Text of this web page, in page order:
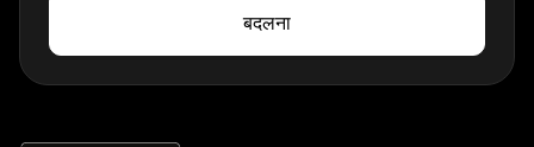
बदलना